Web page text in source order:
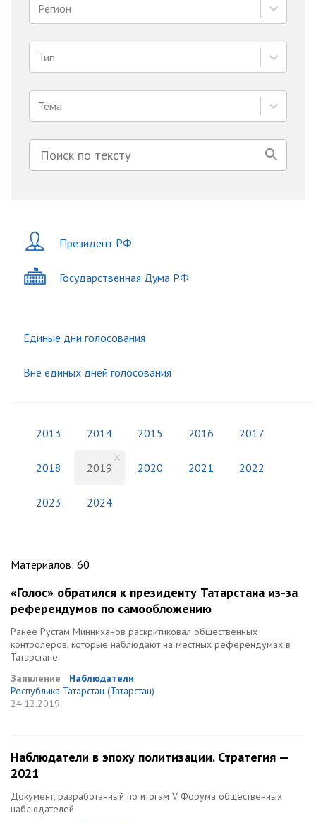
Регион
Тип
Тема
Президент РФ
Государственная Дума РФ
Единые дни голосования
Вне единых дней голосования
2013 2014 2015 2016 2017
2018 2019 2020 2021 2022
2023 2024
Материалов: 60
«Голос» обратился к президенту Татарстана из-за
референдумов по самообложению
Ранее Рустам Минниханов раскритиковал общественных
контролеров, которые наблюдают на местных референдумах в
Татарстане
Заявление
Наблюдатели
Республика Татарстан (Татарстан)
24.12.2019
Наблюдатели в эпоху политизации. Стратегия —
2021
Документ, разработанный по итогам V Форума общественных
наблюдателей